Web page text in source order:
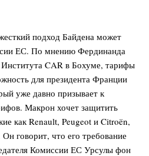
подход Байдена может
ЕС. По мнению Фердинанда
CAR в Бохуме, тарифы
для президента Франции
уже давно призывает к
Макрон хочет защитить
как Renault, Peugeot и Citroën,
говорит, что его требование
Комиссии ЕС Урсулы фон